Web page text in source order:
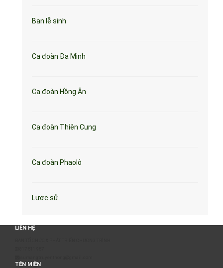
Ban lễ sinh
Ca đoàn Đa Minh
Ca đoàn Hồng Ân
Ca đoàn Thiên Cung
Ca đoàn Phaolô
Lược sử
LIÊN HỆ
TÊN MIỀN